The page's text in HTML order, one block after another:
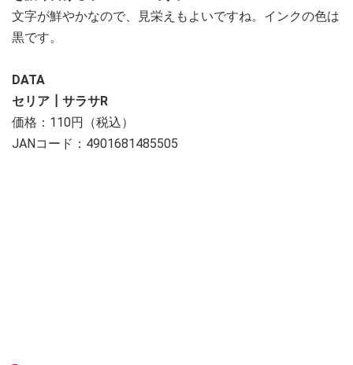
文字が鮮やかなので、見栄えもよいですね。インクの色は
黒です。
DATA
セリア┃サラサR
価格：110円（税込）
JANコード：4901681485505